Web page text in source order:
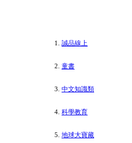
誠品線上
童書
中文知識類
科學教育
地球大寶藏